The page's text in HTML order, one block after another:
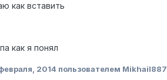
как вставить
как я понял
2014 пользователем Mikhail887